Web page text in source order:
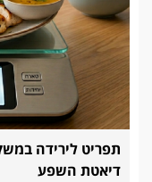
תפריט לירידה
דיאטת השפע